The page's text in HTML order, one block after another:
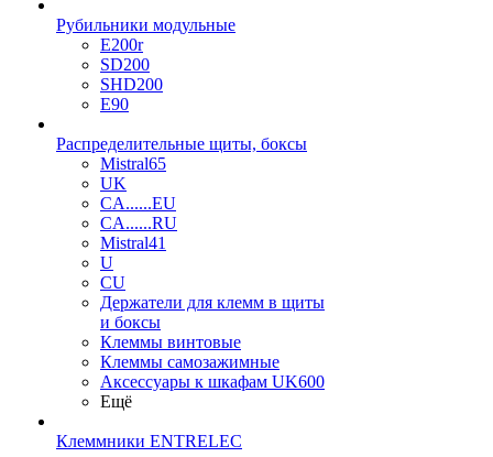
Рубильники модульные
E200r
SD200
SHD200
E90
Распределительные щиты, боксы
Mistral65
UK
CA......EU
CA......RU
Mistral41
U
CU
Держатели для клемм в щиты
и боксы
Клеммы винтовые
Клеммы самозажимные
Аксессуары к шкафам UK600
Ещё
Клеммники ENTRELEC